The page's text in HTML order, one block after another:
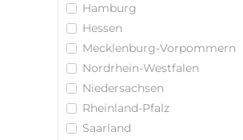
Hamburg
Hessen
Mecklenburg-Vorpommern
Nordrhein-Westfalen
Niedersachsen
Rheinland-Pfalz
Saarland